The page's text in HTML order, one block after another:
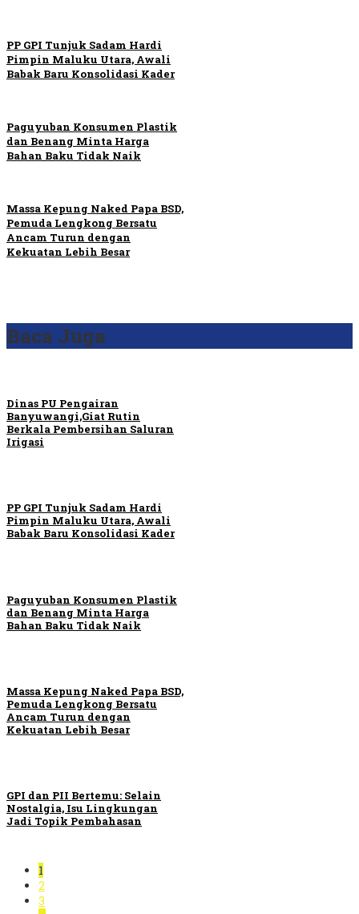
PP GPI Tunjuk Sadam Hardi
Pimpin Maluku Utara, Awali
Babak Baru Konsolidasi Kader
Paguyuban Konsumen Plastik
dan Benang Minta Harga
Bahan Baku Tidak Naik
Massa Kepung Naked Papa BSD,
Pemuda Lengkong Bersatu
Ancam Turun dengan
Kekuatan Lebih Besar
Baca Juga
Dinas PU Pengairan
Banyuwangi,Giat Rutin
Berkala Pembersihan Saluran
Irigasi
PP GPI Tunjuk Sadam Hardi
Pimpin Maluku Utara, Awali
Babak Baru Konsolidasi Kader
Paguyuban Konsumen Plastik
dan Benang Minta Harga
Bahan Baku Tidak Naik
Massa Kepung Naked Papa BSD,
Pemuda Lengkong Bersatu
Ancam Turun dengan
Kekuatan Lebih Besar
GPI dan PII Bertemu: Selain
Nostalgia, Isu Lingkungan
Jadi Topik Pembahasan
1
2
3